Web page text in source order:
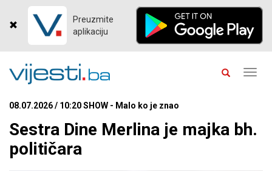
Preuzmite
aplikaciju
08.07.2026 / 10:20 SHOW - Malo ko je znao
Sestra Dine Merlina je majka bh.
političara